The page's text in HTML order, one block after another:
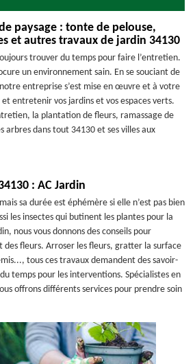
paysage : tonte de pelouse,
et autres travaux de jardin 34130
trouver du temps pour faire l’entretien.
un environnement sain. En se souciant de
entreprise s’est mise en œuvre et à votre
entretenir vos jardins et vos espaces verts.
la plantation de fleurs, ramassage de
dans tout 34130 et ses villes aux
: AC Jardin
sa durée est éphémère si elle n’est pas bien
les insectes qui butinent les plantes pour la
nous vous donnons des conseils pour
fleurs. Arroser les fleurs, gratter la surface
tous ces travaux demandent des savoir-
temps pour les interventions. Spécialistes en
offrons différents services pour prendre soin